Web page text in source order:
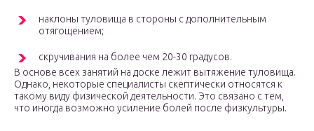
наклоны туловища в стороны с дополнительным
отягощением;
скручивания на более чем 20-30 градусов.
В основе всех занятий на доске лежит вытяжение туловища.
Однако, некоторые специалисты скептически относятся к
такому виду физической деятельности. Это связано с тем,
что иногда возможно усиление болей после физкультуры.